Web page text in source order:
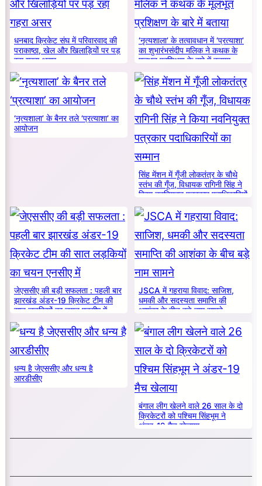
धनबाद क्रिकेट संघ में परिवारवाद की
पराकाष्ठा, खेल और खिलाड़ियों पर पड़
रहा गहरा असर
‘नृत्यशाला’ के तत्वावधान में ‘प्रत्याशा’
का शुभारंभसंदीप मलिक ने कथक के
मूलभूत प्रशिक्षण के बारे में बताया
‘नृत्यशाला’ के बैनर तले ‘प्रत्याशा’ का
आयोजन
सिंह मेंशन में गूँजी लोकतंत्र के चौथे
स्तंभ की गूँज, विधायक रागिनी सिंह ने
किया नवनियुक्त पत्रकार पदाधिकारियों
का सम्मान
जेएससीए की बड़ी सफलता : पहली बार
झारखंड अंडर-19 क्रिकेट टीम की
सात लड़कियों का चयन एनसीए में
JSCA में गहराया विवाद: साजिश,
धमकी और सदस्यता समाप्ति की
आशंका के बीच बड़े नाम सामने
धन्य है जेएससीए और धन्य है
आरडीसीए
बंगाल लीग खेलने वाले 26 साल के दो
क्रिकेटरों को पश्चिम सिंहभूम ने
अंडर-19 मैच खेलाया